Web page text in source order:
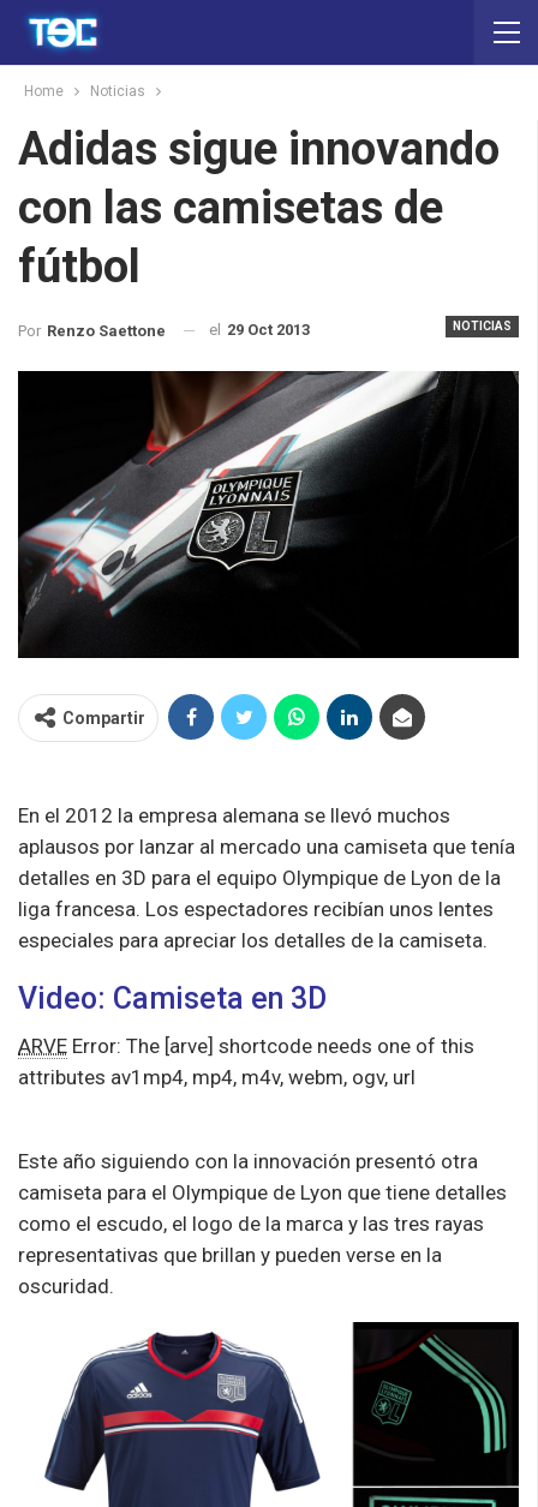
Home Noticias
Adidas sigue innovando
con las camisetas de
fútbol
NOTICIAS
Por Renzo Saettone el 29 Oct 2013
Compartir
En el 2012 la empresa alemana se llevó muchos
aplausos por lanzar al mercado una camiseta que tenía
detalles en 3D para el equipo Olympique de Lyon de la
liga francesa. Los espectadores recibían unos lentes
especiales para apreciar los detalles de la camiseta.
Video: Camiseta en 3D
ARVE Error: The [arve] shortcode needs one of this
attributes av1mp4, mp4, m4v, webm, ogv, url
Este año siguiendo con la innovación presentó otra
camiseta para el Olympique de Lyon que tiene detalles
como el escudo, el logo de la marca y las tres rayas
representativas que brillan y pueden verse en la
oscuridad.